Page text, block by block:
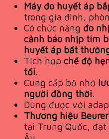
Máy đo huyết áp
trong gia đình,
Có chức năng đo
cảnh báo nhịp tim
huyết áp bất
Tích hợp chế độ
tối.
Cung cấp bộ nhớ
người đồng thời.
Dùng được với
Thương hiệu
tại Trung Quốc,